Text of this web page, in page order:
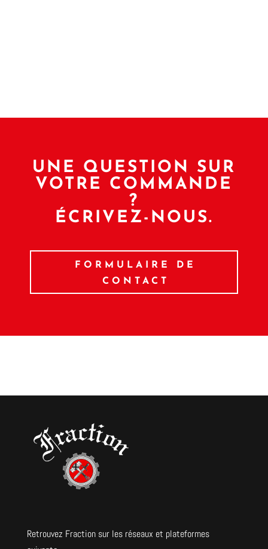
UNE QUESTION SUR
VOTRE COMMANDE
?
ÉCRIVEZ-NOUS.
FORMULAIRE DE
CONTACT
Retrouvez Fraction sur les réseaux et plateformes